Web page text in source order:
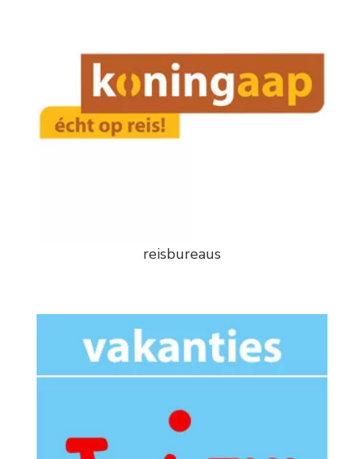
reisbureaus